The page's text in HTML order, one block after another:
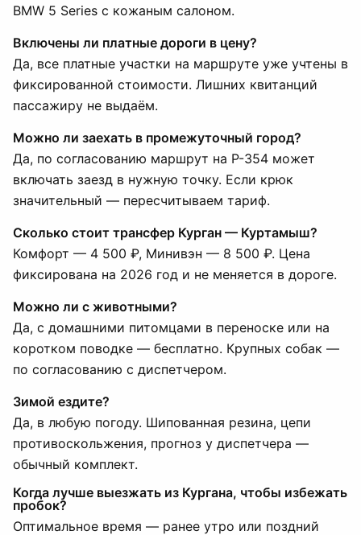
BMW 5 Series с кожаным салоном.
Включены ли платные дороги в цену?
Да, все платные участки на маршруте уже учтены в
фиксированной стоимости. Лишних квитанций
пассажиру не выдаём.
Можно ли заехать в промежуточный город?
Да, по согласованию маршрут на Р-354 может
включать заезд в нужную точку. Если крюк
значительный — пересчитываем тариф.
Сколько стоит трансфер Курган — Куртамыш?
Комфорт — 4 500 ₽, Минивэн — 8 500 ₽. Цена
фиксирована на 2026 год и не меняется в дороге.
Можно ли с животными?
Да, с домашними питомцами в переноске или на
коротком поводке — бесплатно. Крупных собак —
по согласованию с диспетчером.
Зимой ездите?
Да, в любую погоду. Шипованная резина, цепи
противоскольжения, прогноз у диспетчера —
обычный комплект.
Когда лучше выезжать из Кургана, чтобы избежать
пробок?
Оптимальное время — ранее утро или поздний